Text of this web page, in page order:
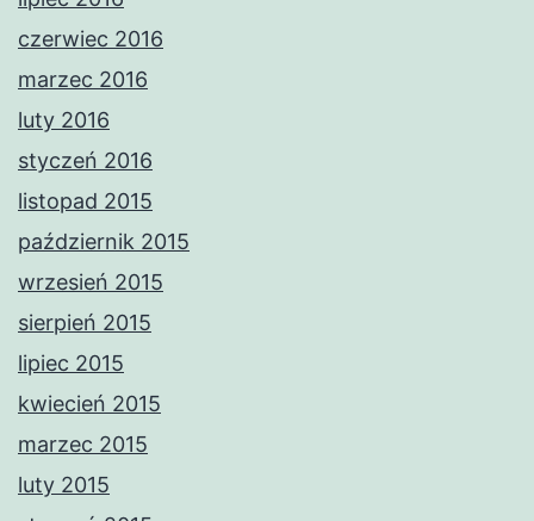
czerwiec 2016
marzec 2016
luty 2016
styczeń 2016
listopad 2015
październik 2015
wrzesień 2015
sierpień 2015
lipiec 2015
kwiecień 2015
marzec 2015
luty 2015